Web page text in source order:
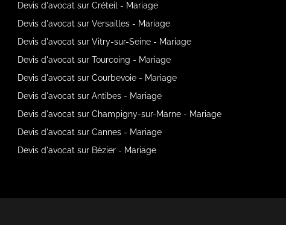
Devis d'avocat sur Créteil - Mariage
Devis d'avocat sur Versailles - Mariage
Devis d'avocat sur Vitry-sur-Seine - Mariage
Devis d'avocat sur Tourcoing - Mariage
Devis d'avocat sur Courbevoie - Mariage
Devis d'avocat sur Antibes - Mariage
Devis d'avocat sur Champigny-sur-Marne - Mariage
Devis d'avocat sur Cannes - Mariage
Devis d'avocat sur Bézier - Mariage